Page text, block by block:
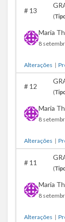
#13
(
Maria
8
Alterações |
#12
(
Maria
8
Alterações |
#11
(
Maria
8
Alterações |